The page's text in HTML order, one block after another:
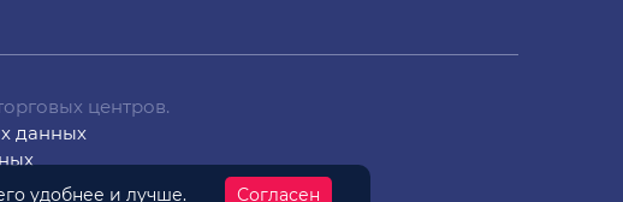
центров.
данных
удобнее и лучше. Согласен